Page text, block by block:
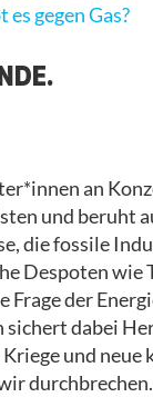
gegen Gas?
an
und beruht
die fossile
Despoten wie
der
dabei
und neue